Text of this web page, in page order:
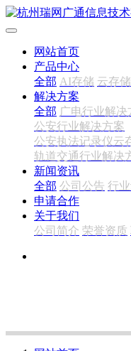
网站首页
产品中心
全部 AI存储 云存储
解决方案
全部 广电行业解决
公安行业解决方案
公安执法记录仪云
轨道交通行业解决
新闻资讯
全部 公司公告 行
申请合作
关于我们
公司简介 荣誉资质